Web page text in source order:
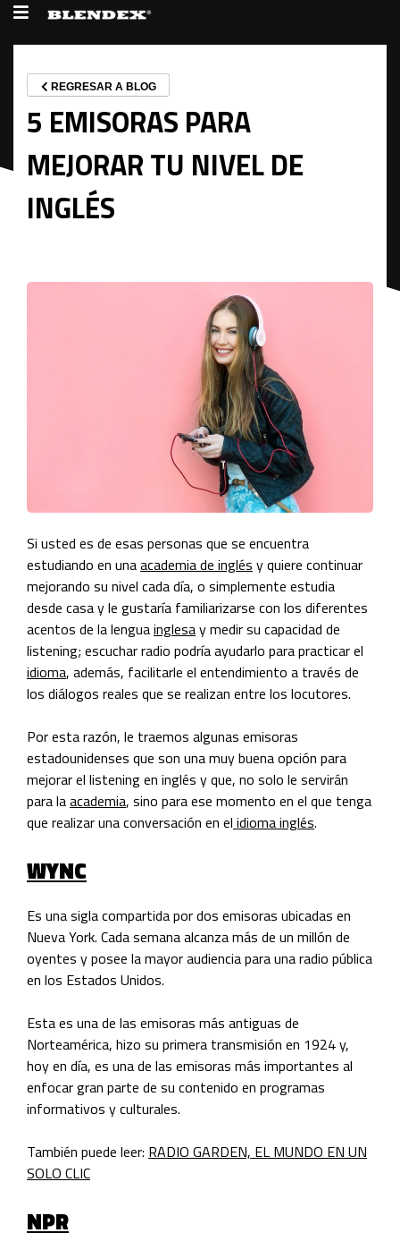
REGRESAR A BLOG
5 EMISORAS PARA
MEJORAR TU NIVEL DE
INGLÉS
Si usted es de esas personas que se encuentra
estudiando en unaacademia de inglés y quiere continuar
mejorando su nivel cada día, o simplemente estudia
desde casa y le gustaría familiarizarse con los diferentes
acentos de lalenguainglesay medir su capacidad de
listening; escuchar radio podría ayudarlo para practicarel
idioma, además, facilitarle el entendimiento a través de
los diálogos reales que se realizan entre los locutores.
Por esta razón, le traemos algunas emisoras
estadounidenses que son una muy buena opción para
mejorar el listening en inglés y que, no solo le servirán
para laacademia, sino para ese momento en el que tenga
que realizar una conversación en el idioma inglés.
WYNC
Es una sigla compartida por dos emisoras ubicadas en
Nueva York. Cada semana alcanza más de un millón de
oyentes y posee la mayor audiencia para una radio pública
en los Estados Unidos.
Esta es una de las emisoras más antiguas de
Norteamérica, hizo su primera transmisión en 1924 y,
hoy en día, es una de las emisoras más importantes al
enfocar gran parte de su contenido en programas
informativos y culturales.
También puede leer: RADIO GARDEN, EL MUNDO EN UN
SOLO CLIC
NPR